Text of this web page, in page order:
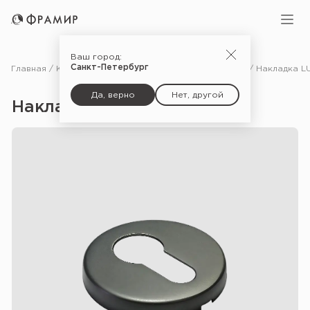
Ваш город:
Санкт-Петербург
Да, верно Нет, другой
Главная Каталог Фурнитура
Накладка LUX-KH-R — ANT